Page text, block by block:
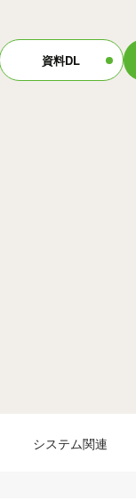
資料DL
システム関連